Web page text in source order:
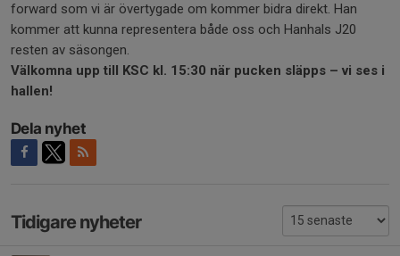
forward som vi är övertygade om kommer bidra direkt. Han
kommer att kunna representera både oss och Hanhals J20
resten av säsongen.
Välkomna upp till KSC kl. 15:30 när pucken släpps – vi ses i
hallen!
Dela nyhet
Tidigare nyheter